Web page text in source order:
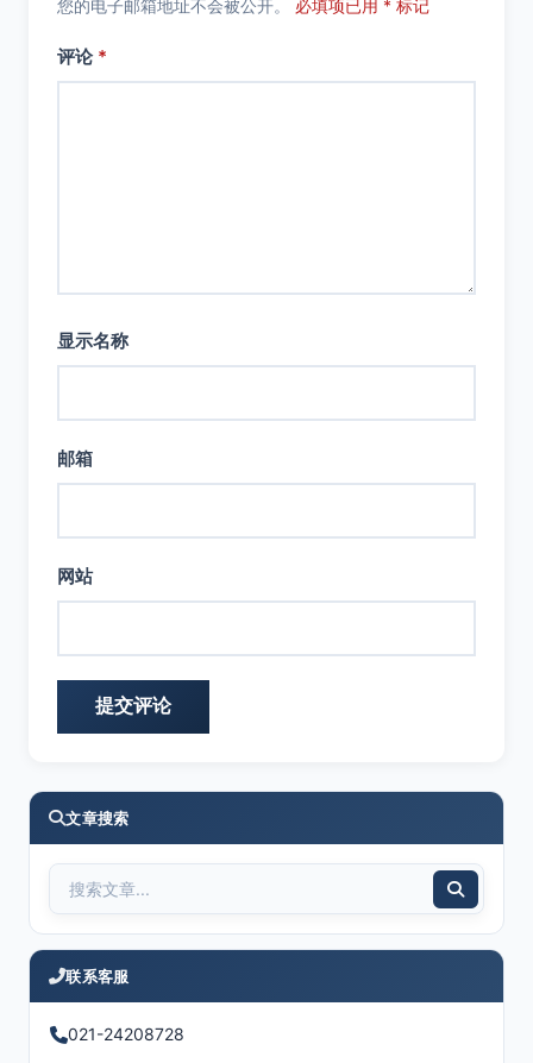
您的电子邮箱地址不会被公开。 必填项已用 * 标记
评论 *
显示名称
邮箱
网站
文章搜索
联系客服
021-24208728